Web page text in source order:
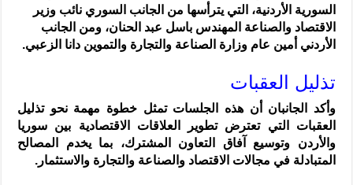
السورية الأردنية، التي يترأسها من الجانب السوري نائب وزير
الاقتصاد والصناعة المهندس باسل عبد الحنان، ومن الجانب
الأردني أمين عام وزارة الصناعة والتجارة والتموين دانا الزعبي.
تذليل العقبات
وأكد الجانبان أن هذه الجلسات تمثل خطوة مهمة نحو تذليل
العقبات التي تعترض تطوير العلاقات الاقتصادية بين سوريا
والأردن وتوسيع آفاق التعاون المشترك، بما يخدم المصالح
المتبادلة في مجالات الاقتصاد والصناعة والتجارة والاستثمار.